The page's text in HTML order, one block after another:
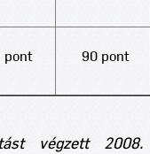
pont 90 pont
végzett